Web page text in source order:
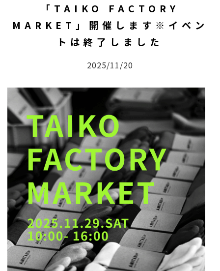
「TAIKO FACTORY
MARKET」開催します※イベン
トは終了しました
2025/11/20